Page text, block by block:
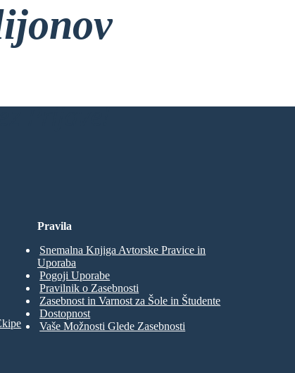
Prijave!
Pravila
Snemalna Knjiga Avtorske Pravice in
Uporaba
Pogoji Uporabe
Pravilnik o Zasebnosti
Zasebnost in Varnost za Šole in Študente
Dostopnost
Vaše Možnosti Glede Zasebnosti